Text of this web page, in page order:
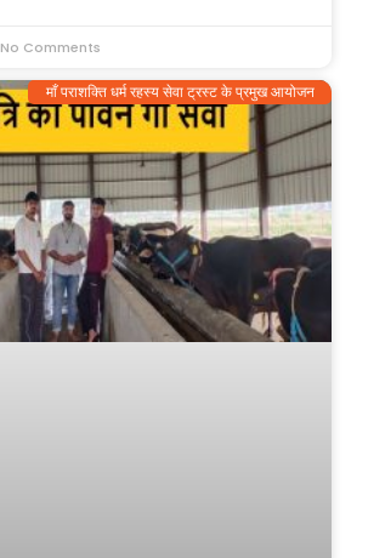
No Comments
माँ पराशक्ति धर्म रहस्य सेवा ट्रस्ट के प्रमुख आयोजन